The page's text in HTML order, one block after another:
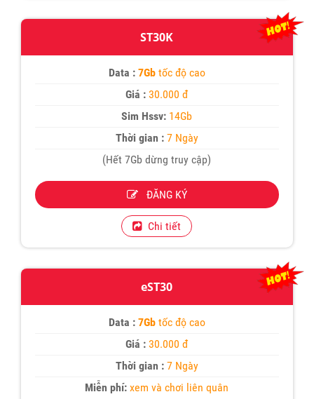
ST30K
Data :7Gb tốc độ cao
Giá :30.000 đ
Sim Hssv: 14Gb
Thời gian :7 Ngày
(Hết 7Gb dừng truy cập)
ĐĂNG KÝ
Chi tiết
eST30
Data :7Gb tốc độ cao
Giá :30.000 đ
Thời gian :7 Ngày
Miễn phí: xem và chơi liên quân